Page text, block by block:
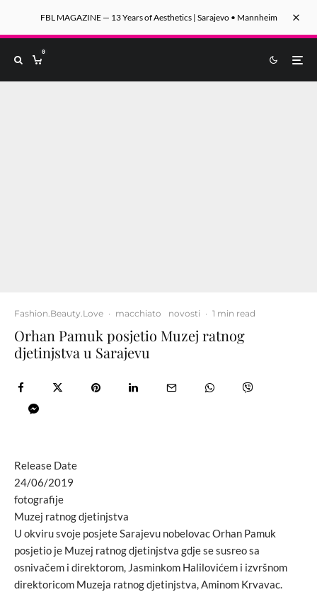
FBL MAGAZINE — 13 Years of Aesthetics | Sarajevo • Mannheim
0
Fashion.Beauty.Love · macchiato novosti · 1 min read
Orhan Pamuk posjetio Muzej ratnog
djetinjstva u Sarajevu
Release Date
24/06/2019
fotografije
Muzej ratnog djetinjstva
U okviru svoje posjete Sarajevu nobelovac Orhan Pamuk
posjetio je Muzej ratnog djetinjstva gdje se susreo sa
osnivačem i direktorom, Jasminkom Halilovićem i izvršnom
direktoricom Muzeja ratnog djetinjstva, Aminom Krvavac.